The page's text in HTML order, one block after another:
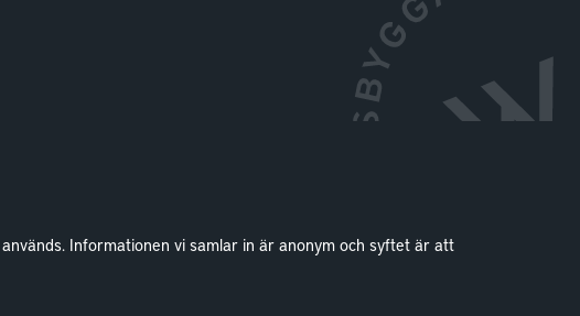
Informationen vi samlar in är anonym och syftet är att